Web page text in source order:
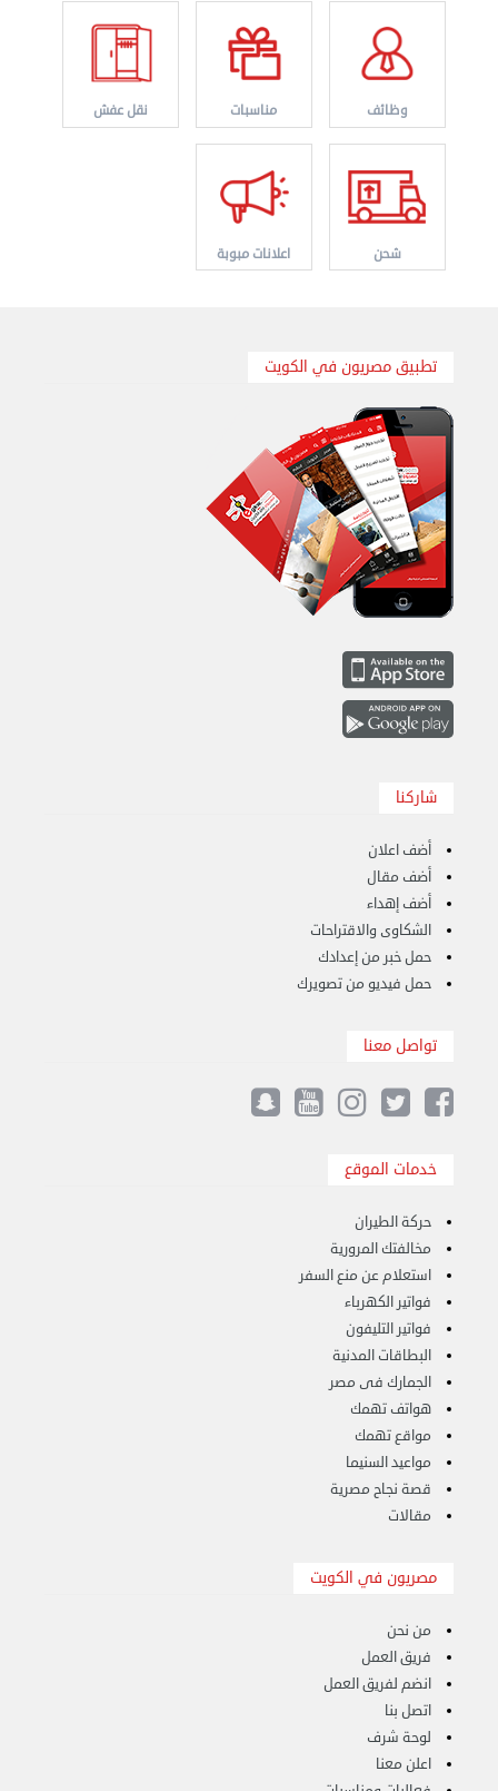
نقل عفش الكويت 50636444 فك وتركيب ايكيا محلي ...
الإثنين 26 أغسطس 2024 11:31 ص
الأحد 24 سبتمبر 2023 11:10 ص
نقل عفش الكويت 50636444 فك وتركيب ايكيا ...
وظائف مناسبات نقل عفش
شحن اعلانات مبوبة
تطبيق مصريون في الكويت
شاركنا
أضف اعلان
أضف مقال
أضف إهداء
الشكاوى والاقتراحات
حمل خبر من إعدادك
حمل فيديو من تصويرك
تواصل معنا
خدمات الموقع
حركة الطيران
مخالفتك المرورية
استعلام عن منع السفر
فواتير الكهرباء
فواتير التليفون
البطاقات المدنية
الجمارك فى مصر
هواتف تهمك
مواقع تهمك
مواعيد السنيما
قصة نجاح مصرية
مقالات
مصريون في الكويت
من نحن
فريق العمل
انضم لفريق العمل
اتصل بنا
لوحة شرف
اعلن معنا